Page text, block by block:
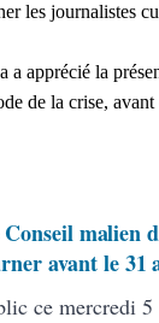
les journalistes
apprécié la
de la crise,
malien
avant le 31
ce mercredi